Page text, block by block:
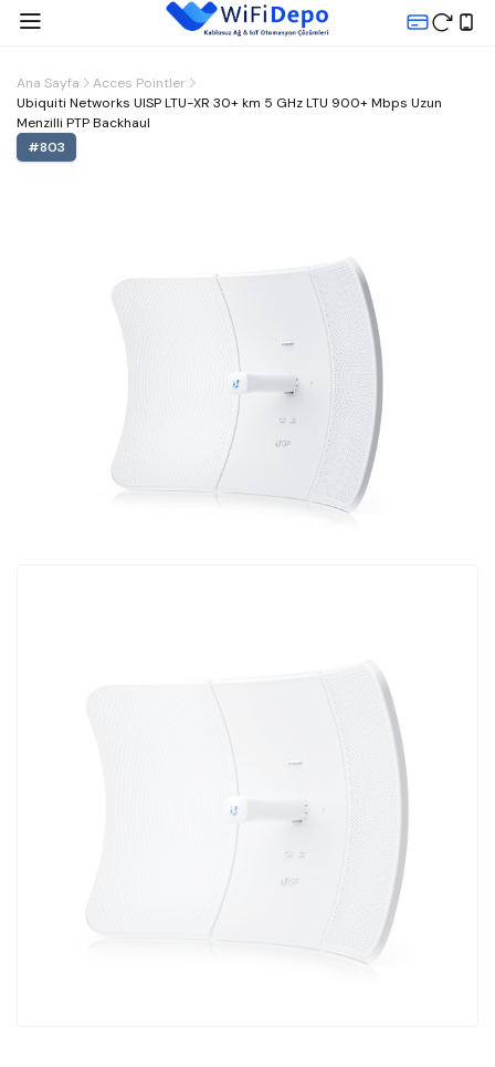
Ana Sayfa
Acces Pointler
Ubiquiti Networks UISP LTU-XR 30+ km 5 GHz LTU 900+ Mbps Uzun
Menzilli PTP Backhaul
#803